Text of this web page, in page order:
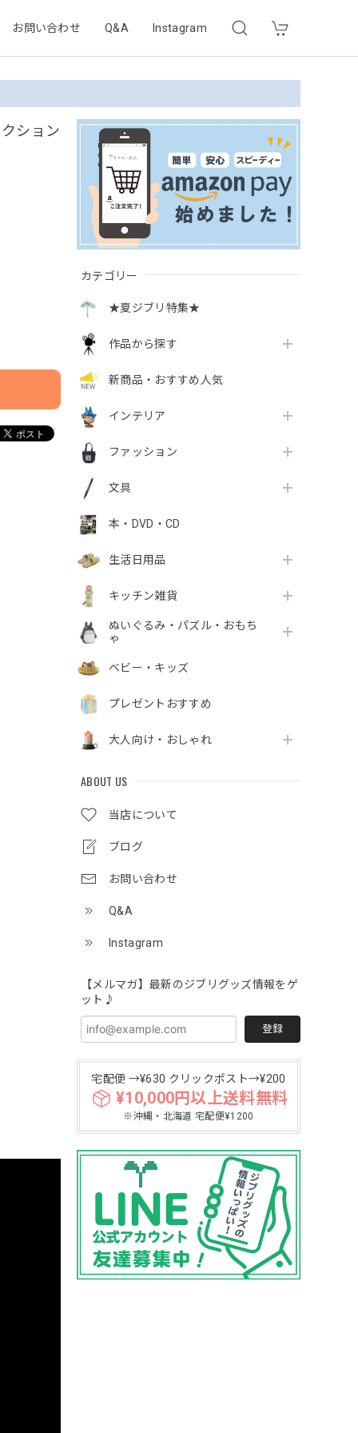
お問い合わせ Q&A Instagram
カテゴリー
★夏ジブリ特集★
作品から探す
新商品・おすすめ人気
インテリア
ファッション
文具
本・DVD・CD
生活日用品
キッチン雑貨
ぬいぐるみ・パズル・おもち
ゃ
ベビー・キッズ
プレゼントおすすめ
大人向け・おしゃれ
ABOUT US
当店について
ブログ
お問い合わせ
Q&A
Instagram
【メルマガ】最新のジブリグッズ情報をゲ
ット♪
登録
宅配便 →¥630 クリックポスト→¥200
¥10,000円以上送料無料
※沖縄・北海道 宅配便¥1200
ション